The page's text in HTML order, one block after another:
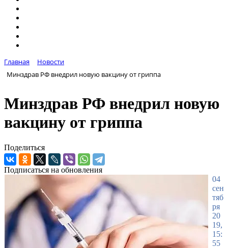
Главная
Новости
Минздрав РФ внедрил новую вакцину от гриппа
Минздрав РФ внедрил новую
вакцину от гриппа
Поделиться
Подписаться на обновления
04
сен
тяб
ря
20
19,
15:
55